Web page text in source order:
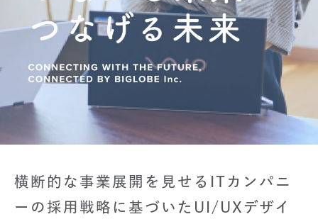
横断的な事業展開を見せるITカンパニ
ーの採用戦略に基づいたUI/UXデザイ